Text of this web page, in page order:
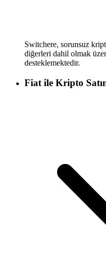
Switchere, sorunsuz
diğerleri dahil olmak
desteklemektedir.
Fiat ile Kripto